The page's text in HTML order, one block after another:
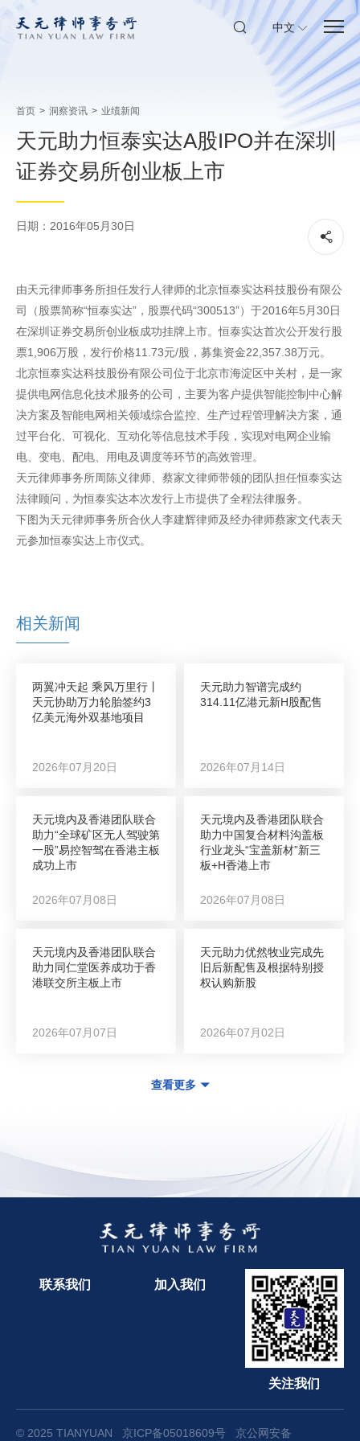
中文
首页 > 洞察资讯 > 业绩新闻
天元助力恒泰实达A股IPO并在深圳
证券交易所创业板上市
日期：2016年05月30日
由天元律师事务所担任发行人律师的北京恒泰实达科技股份有限公
司（股票简称“恒泰实达”，股票代码“300513”）于2016年5月30日
在深圳证券交易所创业板成功挂牌上市。恒泰实达首次公开发行股
票1,906万股，发行价格11.73元/股，募集资金22,357.38万元。
北京恒泰实达科技股份有限公司位于北京市海淀区中关村，是一家
提供电网信息化技术服务的公司，主要为客户提供智能控制中心解
决方案及智能电网相关领域综合监控、生产过程管理解决方案，通
过平台化、可视化、互动化等信息技术手段，实现对电网企业输
电、变电、配电、用电及调度等环节的高效管理。
天元律师事务所周陈义律师、蔡家文律师带领的团队担任恒泰实达
法律顾问，为恒泰实达本次发行上市提供了全程法律服务。
下图为天元律师事务所合伙人李建辉律师及经办律师蔡家文代表天
元参加恒泰实达上市仪式。
相关新闻
两翼冲天起 乘风万里行丨
天元协助万力轮胎签约3
亿美元海外双基地项目
2026年07月20日
天元助力智谱完成约
314.11亿港元新H股配售
2026年07月14日
天元境内及香港团队联合
助力“全球矿区无人驾驶第
一股”易控智驾在香港主板
成功上市
2026年07月08日
天元境内及香港团队联合
助力中国复合材料沟盖板
行业龙头“宝盖新材”新三
板+H香港上市
2026年07月08日
天元境内及香港团队联合
助力同仁堂医养成功于香
港联交所主板上市
2026年07月07日
天元助力优然牧业完成先
旧后新配售及根据特别授
权认购新股
2026年07月02日
查看更多
联系我们 加入我们
关注我们
© 2025 TIANYUAN 京ICP备05018609号 京公网安备